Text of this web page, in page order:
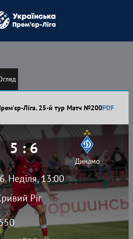
Ліга. 25-й тур Матч №200PDF
Неділя, 13:00
Ріг
5 : 6
Динамо